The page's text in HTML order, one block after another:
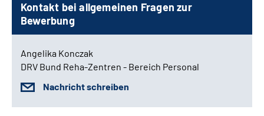
Kontakt bei allgemeinen Fragen zur
Bewerbung
Angelika Konczak
DRV Bund Reha-Zentren - Bereich Personal
Nachricht schreiben